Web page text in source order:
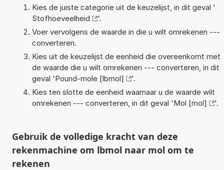
Kies de juiste categorie uit de keuzelijst, in dit geval '
Stofhoeveelheid
'.
Voer vervolgens de waarde in die u wilt omrekenen ---
converteren.
Kies uit de keuzelijst de eenheid die overeenkomt met
de waarde die u wilt omrekenen --- converteren, in dit
geval 'Pound-mole [lbmol]
'.
Kies ten slotte de eenheid waarnaar u de waarde wilt
omrekenen --- converteren, in dit geval 'Mol [mol] '.
Gebruik de volledige kracht van deze
rekenmachine om lbmol naar mol om te
rekenen